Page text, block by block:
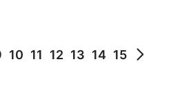
10 11 12 13 14 15